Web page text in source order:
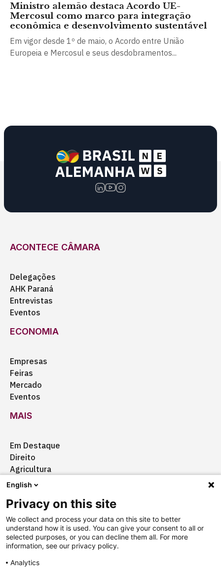
Ministro alemão destaca Acordo UE-
Mercosul como marco para integração
econômica e desenvolvimento sustentável
Em vigor desde 1º de maio, o Acordo entre União
Europeia e Mercosul e seus desdobramentos...
ACONTECE CÂMARA
Delegações
AHK Paraná
Entrevistas
Eventos
ECONOMIA
Empresas
Feiras
Mercado
Eventos
MAIS
Em Destaque
Direito
Agricultura
Certificação
Aquisições
English
Privacy on this site
We collect and process your data on this site to better
understand how it is used. You can give your consent to all or
selected purposes, or you can decline them all. For more
information, see our privacy policy.
Analytics